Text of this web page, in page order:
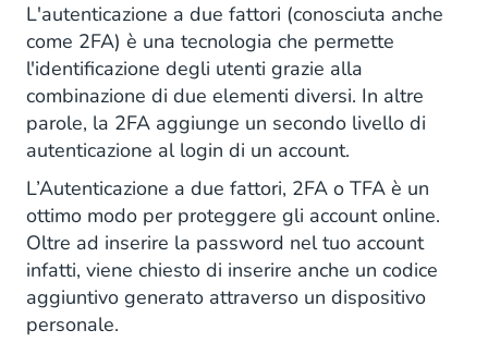
L'autenticazione a due fattori (conosciuta anche
come 2FA) è una tecnologia che permette
l'identificazione degli utenti grazie alla
combinazione di due elementi diversi. In altre
parole, la 2FA aggiunge un secondo livello di
autenticazione al login di un account.
L’Autenticazione a due fattori, 2FA o TFA è un
ottimo modo per proteggere gli account online.
Oltre ad inserire la password nel tuo account
infatti, viene chiesto di inserire anche un codice
aggiuntivo generato attraverso un dispositivo
personale.